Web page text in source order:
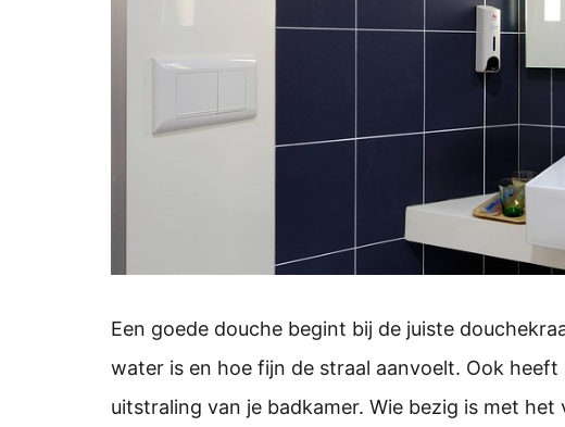
Een goede douche begint bij de juiste
water is en hoe fijn de straal aanvoelt. Ook
uitstraling van je badkamer. Wie bezig is met